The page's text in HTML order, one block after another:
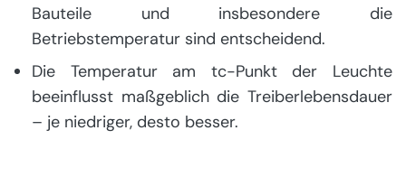
Bauteile und insbesondere die
Betriebstemperatur sind entscheidend.
Die Temperatur am tc-Punkt der Leuchte
beeinflusst maßgeblich die Treiberlebensdauer
– je niedriger, desto besser.